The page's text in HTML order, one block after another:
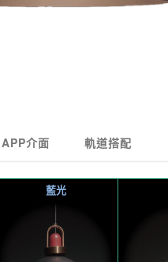
APP介面 軌道搭配
藍光